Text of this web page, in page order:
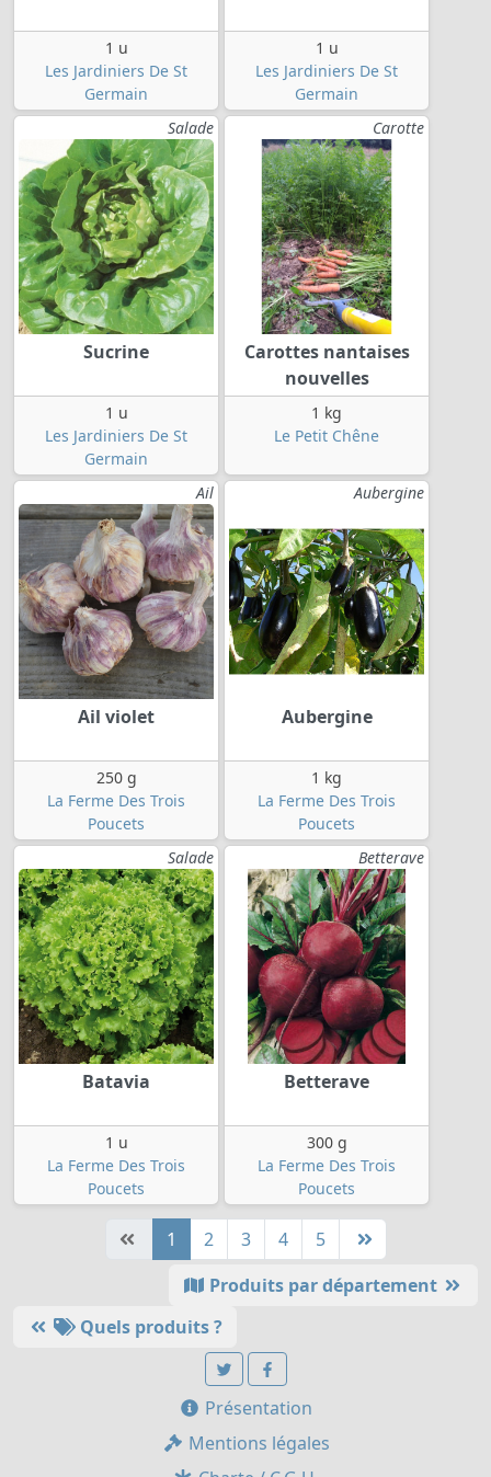
1 u
Les Jardiniers De St
Germain
1 u
Les Jardiniers De St
Germain
Salade
Sucrine
1 u
Les Jardiniers De St
Germain
Carotte
Carottes nantaises
nouvelles
1 kg
Le Petit Chêne
Ail
Ail violet
250 g
La Ferme Des Trois
Poucets
Aubergine
Aubergine
1 kg
La Ferme Des Trois
Poucets
Salade
Batavia
1 u
La Ferme Des Trois
Poucets
Betterave
Betterave
300 g
La Ferme Des Trois
Poucets
1 2 3 4
5
Produits par département
Quels produits ?
Présentation
Mentions légales